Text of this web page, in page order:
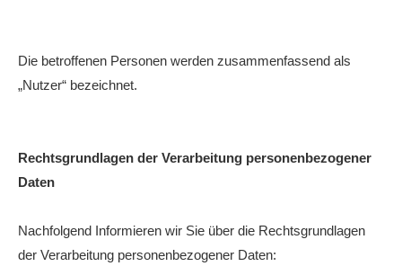
Die betroffenen Personen werden zusammenfassend als
„Nutzer“ bezeichnet.
Rechtsgrundlagen der Verarbeitung personenbezogener
Daten
Nachfolgend Informieren wir Sie über die Rechtsgrundlagen
der Verarbeitung personenbezogener Daten: